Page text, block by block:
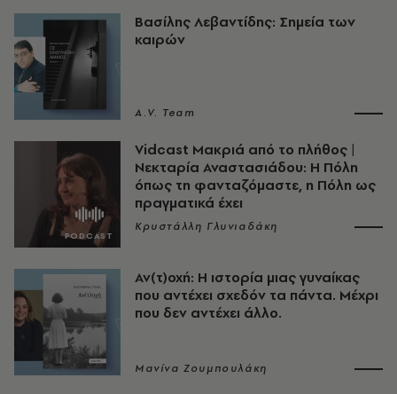
Βασίλης Λεβαντίδης: Σημεία των
καιρών
A.V. Team
Vidcast Μακριά από το πλήθος |
Νεκταρία Αναστασιάδου: Η Πόλη
όπως τη φανταζόμαστε, η Πόλη ως
πραγματικά έχει
Κρυστάλλη Γλυνιαδάκη
Αν(τ)οχή: Η ιστορία μιας γυναίκας
που αντέχει σχεδόν τα πάντα. Μέχρι
που δεν αντέχει άλλο.
Μανίνα Ζουμπουλάκη